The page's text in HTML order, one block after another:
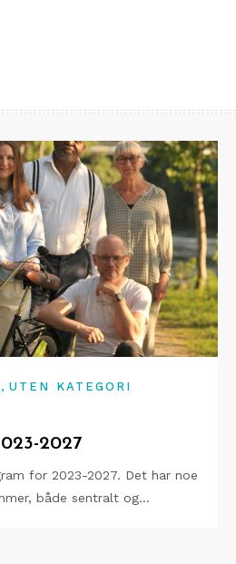
,UTEN KATEGORI
2027
for 2023-2027. Det har noe
både sentralt og…